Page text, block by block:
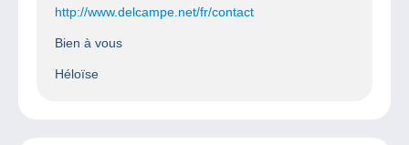
http://www.delcampe.net/fr/contact
Bien à vous
Héloïse